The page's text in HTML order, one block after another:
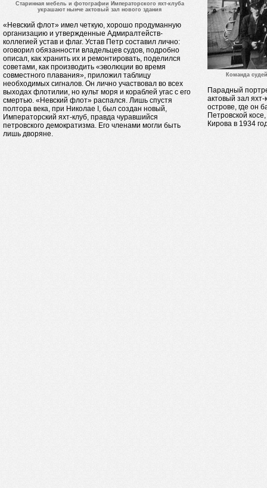
Старинная мебель и фотографии Императорского яхт-клуба
украшают нынче актовый зал нового здания
«Невский флот» имел четкую, хорошо продуманную
организацию и утвержденные Адмиралтейств-
коллегией устав и флаг. Устав Петр составил лично:
оговорил обязанности владельцев судов, подробно
описал, как хранить их и ремонтировать, поделился
советами, как производить «эволюции во время
совместного плавания», приложил таблицу
необходимых сигналов. Он лично участвовал во всех
выходах флотилии, но культ моря и кораблей угас с его
смертью. «Невский флот» распался. Лишь спустя
полтора века, при Николае I, был создан новый,
Императорский яхт-клуб, правда чуравшийся
петровского демократизма. Его членами могли быть
лишь дворяне.
Команда
Парадный
актовый зал
острове, где он
Петровской
Кирова в 1934